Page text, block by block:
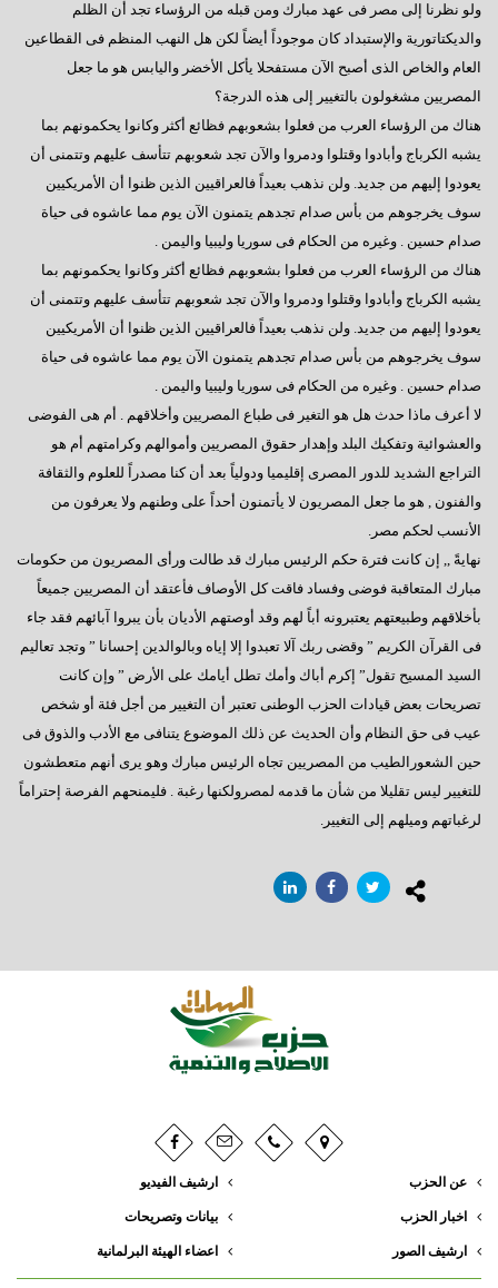
سؤال يطرح نفسه
وجهة نظر فى ( الإرهاب – الفساد – الإهمال )
هل يفعلها الرئيس؟
السادات تعقيبا على إنجازات البرلمان في ثلاث سنوات
السادات : البرلمان يعانى قصور تشريعى لم يشهده في تاريخه
همسة للرئيس
فى إنتظار كلمة الرئيس بمناسبة قرب بدء عملية التصويت
رسالة إلى العقلاء
المعارضة الحائرة
إلى أين نتجه ؟
السادات: أخيراً انتهت المؤامرة الأمريكية
أكتوبر وآمال تتجدد
رجاءاً إهتموا بالعمال
فى قلوبنا يا سيناء
العبادة الموحد ومطامع الإنتهازيين
أيدى تحمى وأخرى تبنى
الإعضاء ورؤيتهم للتأسيس
خايف على الثورة
مقال تم نشره في مجلة شتيرن الألمانية و التي تصدر أسبوعيا
عمال مصر ,, إنتظرتم طويلاً والقادم أفضل
أنور عصمت السادات : مصر كما ينبغي
خارطة الطريق
ولو نظرنا إلى مصر فى عهد مبارك ومن قبله من الرؤساء تجد أن الظلم
والديكتاتورية والإستبداد كان موجوداً أيضاً لكن هل النهب المنظم فى القطاعين
العام والخاص الذى أصبح الآن مستفحلا يأكل الأخضر واليابس هو ما جعل
المصريين مشغولون بالتغيير إلى هذه الدرجة؟
هناك من الرؤساء العرب من فعلوا بشعوبهم فظائع أكثر وكانوا يحكمونهم بما
يشبه الكرباج وأبادوا وقتلوا ودمروا والآن تجد شعوبهم تتأسف عليهم وتتمنى أن
يعودوا إليهم من جديد. ولن نذهب بعيداً فالعراقيين الذين ظنوا أن الأمريكيين
سوف يخرجوهم من بأس صدام تجدهم يتمنون الآن يوم مما عاشوه فى حياة
صدام حسين . وغيره من الحكام فى سوريا وليبيا واليمن .
هناك من الرؤساء العرب من فعلوا بشعوبهم فظائع أكثر وكانوا يحكمونهم بما
يشبه الكرباج وأبادوا وقتلوا ودمروا والآن تجد شعوبهم تتأسف عليهم وتتمنى أن
يعودوا إليهم من جديد. ولن نذهب بعيداً فالعراقيين الذين ظنوا أن الأمريكيين
سوف يخرجوهم من بأس صدام تجدهم يتمنون الآن يوم مما عاشوه فى حياة
صدام حسين . وغيره من الحكام فى سوريا وليبيا واليمن .
لا أعرف ماذا حدث هل هو التغير فى طباع المصريين وأخلاقهم . أم هى الفوضى
والعشوائية وتفكيك البلد وإهدار حقوق المصريين وأموالهم وكرامتهم أم هو
التراجع الشديد للدور المصرى إقليميا ودولياً بعد أن كنا مصدراً للعلوم والثقافة
والفنون , هو ما جعل المصريون لا يأتمنون أحداً على وطنهم ولا يعرفون من
الأنسب لحكم مصر.
نهايةً ,, إن كانت فترة حكم الرئيس مبارك قد طالت ورأى المصريون من حكومات
مبارك المتعاقبة فوضى وفساد فاقت كل الأوصاف فأعتقد أن المصريين جميعاً
بأخلاقهم وطبيعتهم يعتبرونه أباً لهم وقد أوصتهم الأديان بأن يبروا آبائهم فقد جاء
فى القرآن الكريم ” وقضى ربك آلا تعبدوا إلا إياه وبالوالدين إحسانا ” وتجد تعاليم
السيد المسيح تقول” إكرم أباك وأمك تطل أيامك على الأرض ” وإن كانت
تصريحات بعض قيادات الحزب الوطنى تعتبر أن التغيير من أجل فئة أو شخص
عيب فى حق النظام وأن الحديث عن ذلك الموضوع يتنافى مع الأدب والذوق فى
حين الشعورالطيب من المصريين تجاه الرئيس مبارك وهو يرى أنهم متعطشون
للتغيير ليس تقليلا من شأن ما قدمه لمصرولكنها رغبة . فليمنحهم الفرصة إحتراماً
لرغباتهم وميلهم إلى التغيير.
عن الحزب
اخبار الحزب
ارشيف الصور
ارشيف الفيديو
بيانات وتصريحات
اعضاء الهيئة البرلمانية